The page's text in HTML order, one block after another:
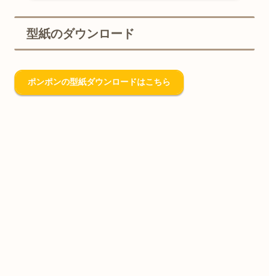
型紙のダウンロード
ポンポンの型紙ダウンロードはこちら